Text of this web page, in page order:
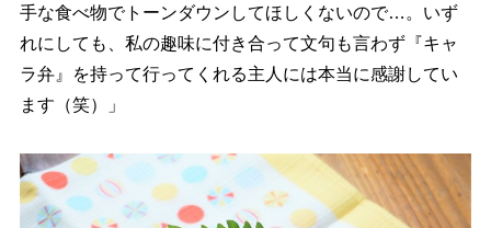
手な食べ物でトーンダウンしてほしくないので…。いず
れにしても、私の趣味に付き合って文句も言わず『キャ
ラ弁』を持って行ってくれる主人には本当に感謝してい
ます（笑）」